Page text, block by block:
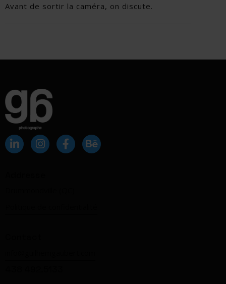
Avant de sortir la caméra, on discute.